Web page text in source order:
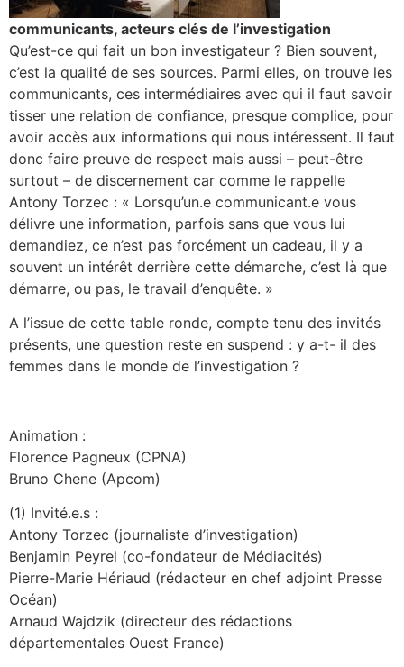
communicants, acteurs clés de l’investigation
Qu’est-ce qui fait un bon investigateur ? Bien souvent,
c’est la qualité de ses sources. Parmi elles, on trouve les
communicants, ces intermédiaires avec qui il faut savoir
tisser une relation de confiance, presque complice, pour
avoir accès aux informations qui nous intéressent. Il faut
donc faire preuve de respect mais aussi – peut-être
surtout – de discernement car comme le rappelle
Antony Torzec : « Lorsqu’un.e communicant.e vous
délivre une information, parfois sans que vous lui
demandiez, ce n’est pas forcément un cadeau, il y a
souvent un intérêt derrière cette démarche, c’est là que
démarre, ou pas, le travail d’enquête. »
A l’issue de cette table ronde, compte tenu des invités
présents, une question reste en suspend : y a-t- il des
femmes dans le monde de l’investigation ?
Animation :
Florence Pagneux (CPNA)
Bruno Chene (Apcom)
(1) Invité.e.s :
Antony Torzec (journaliste d’investigation)
Benjamin Peyrel (co-fondateur de Médiacités)
Pierre-Marie Hériaud (rédacteur en chef adjoint Presse
Océan)
Arnaud Wajdzik (directeur des rédactions
départementales Ouest France)